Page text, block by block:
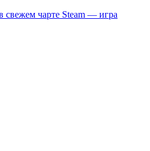
свежем чарте Steam — игра